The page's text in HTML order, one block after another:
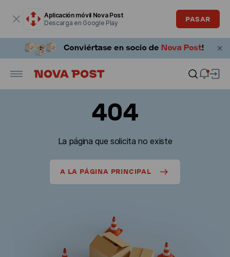
Aplicación móvil Nova Post
Descarga en Google Play
PASAR
404
La página que solicita no existe
A LA PÁGINA PRINCIPAL